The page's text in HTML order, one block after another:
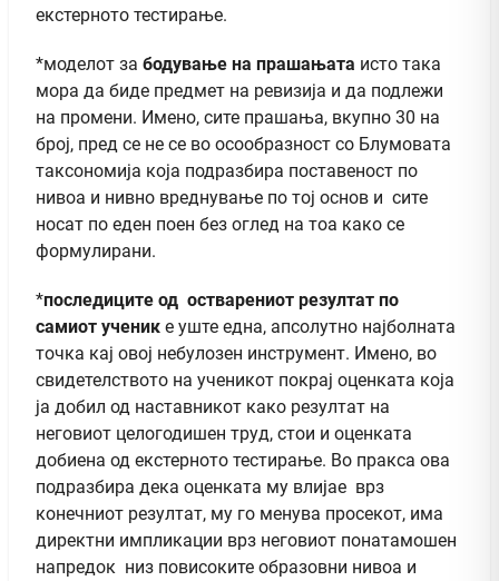
екстерното тестирање.
*моделот за бодување на прашањата исто така
мора да биде предмет на ревизија и да подлежи
на промени. Имено, сите прашања, вкупно 30 на
број, пред се не се во осообразност со Блумовата
таксономија која подразбира поставеност по
нивоа и нивно вреднување по тој основ и сите
носат по еден поен без оглед на тоа како се
формулирани.
*последиците од остварениот резултат по
самиот ученик е уште една, апсолутно најболната
точка кај овој небулозен инструмент. Имено, во
свидетелството на ученикот покрај оценката која
ја добил од наставникот како резултат на
неговиот целогодишен труд, стои и оценката
добиена од екстерното тестирање. Во пракса ова
подразбира дека оценката му влијае врз
конечниот резултат, му го менува просекот, има
директни импликации врз неговиот понатамошен
напредок низ повисоките образовни нивоа и